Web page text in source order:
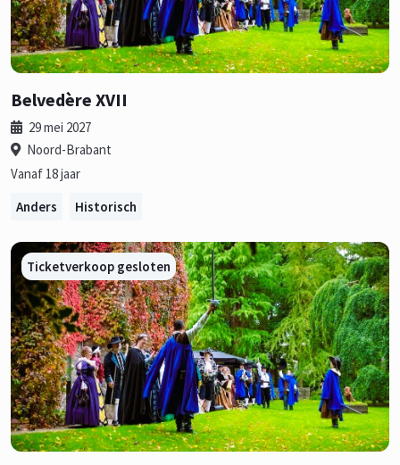
Belvedère XVII
29 mei 2027
Noord-Brabant
Vanaf 18 jaar
Anders
Historisch
Ticketverkoop gesloten